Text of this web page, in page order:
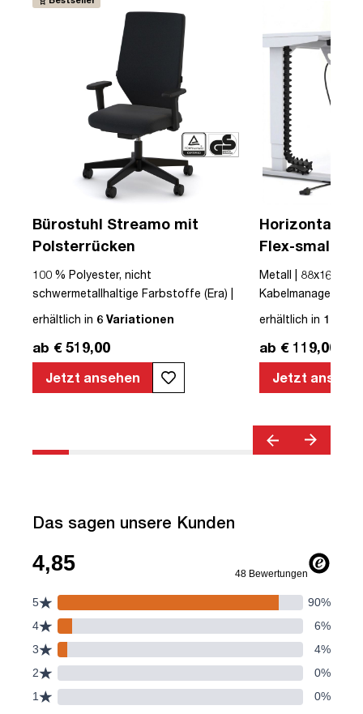
Bürostuhl Streamo mit
Polsterrücken
100 % Polyester, nicht
schwermetallhaltige Farbstoffe (Era) |
Textil | Schwarz | Schwarz | Drehstuhl |
Streamo | bis zu 120 kg | TÜV©
geprüfte Sicherheit | Quality Office© |
TÜV© geprüfte Ergonomie | TÜV©
erhältlich in 6 Variationen
ab € 519,00
Jetzt ansehen
Horizontaler
Flex-small +
Kabelführung
Steckdose
Metall |
erhältlich in 12
ab € 119,00
Jetzt
Das sagen unsere Kunden